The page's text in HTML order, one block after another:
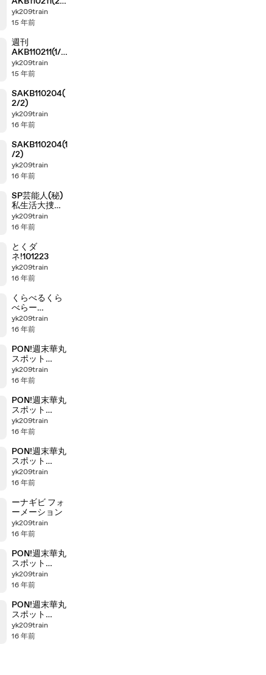
)
yk209train
15 年前
週刊
AKB110211(1/2
)
yk209train
15 年前
SAKB110204(
2/2)
yk209train
16 年前
SAKB110204(1
/2)
yk209train
16 年前
SP芸能人(秘)
私生活大捜査-
秋元才加
yk209train
16 年前
とくダ
ネ!101223
yk209train
16 年前
くらべるくら
べらー
AKB×KARA
yk209train
16 年前
PON!週末華丸
スポット
101029
yk209train
16 年前
PON!週末華丸
スポット
101022
yk209train
16 年前
PON!週末華丸
スポット
101015
yk209train
16 年前
ーナギビ フォ
ーメーション
yk209train
16 年前
PON!週末華丸
スポット
100917
yk209train
16 年前
PON!週末華丸
スポット
100910
yk209train
16 年前